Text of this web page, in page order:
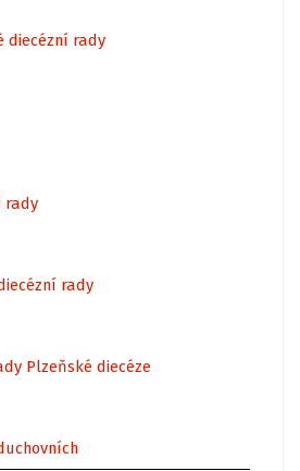
diecézní rady
rady
rady
Plzeňské diecéze